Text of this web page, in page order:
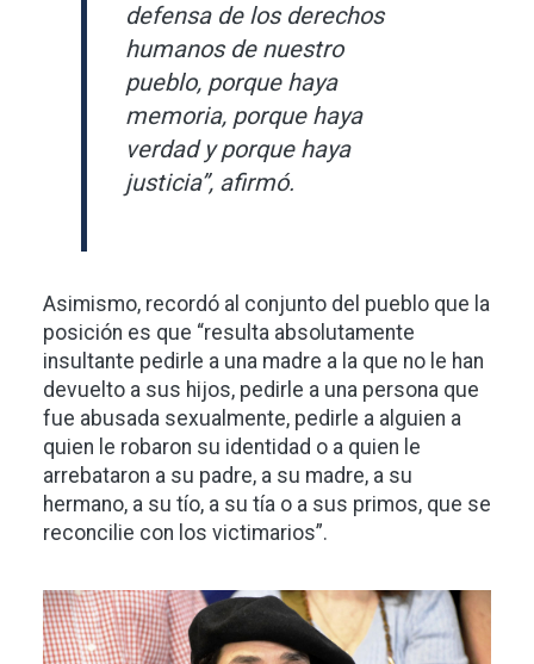
defensa de los derechos
humanos de nuestro
pueblo, porque haya
memoria, porque haya
verdad y porque haya
justicia”, afirmó.
Asimismo, recordó al conjunto del pueblo que la
posición es que “resulta absolutamente
insultante pedirle a una madre a la que no le han
devuelto a sus hijos, pedirle a una persona que
fue abusada sexualmente, pedirle a alguien a
quien le robaron su identidad o a quien le
arrebataron a su padre, a su madre, a su
hermano, a su tío, a su tía o a sus primos, que se
reconcilie con los victimarios”.
Imagen